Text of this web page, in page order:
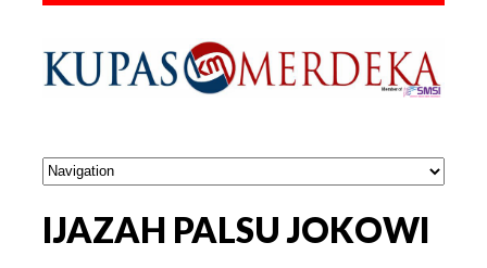
IJAZAH PALSU JOKOWI